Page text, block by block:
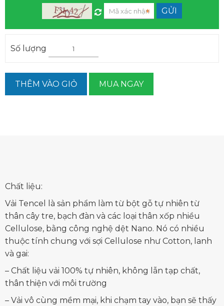
Số lượng
THÊM VÀO GIỎ MUA NGAY
Chất liệu:
Vải Tencel là sản phẩm làm từ bột gỗ tự nhiên từ
thân cây tre, bạch đàn và các loại thân xốp nhiều
Cellulose, bằng công nghệ dệt Nano. Nó có nhiều
thuộc tính chung với sợi Cellulose như Cotton, lanh
và gai:
– Chất liệu vải 100% tự nhiên, không lẫn tạp chất,
thân thiện với môi trường
– Vải vô cùng mềm mại, khi chạm tay vào, bạn sẽ thấy